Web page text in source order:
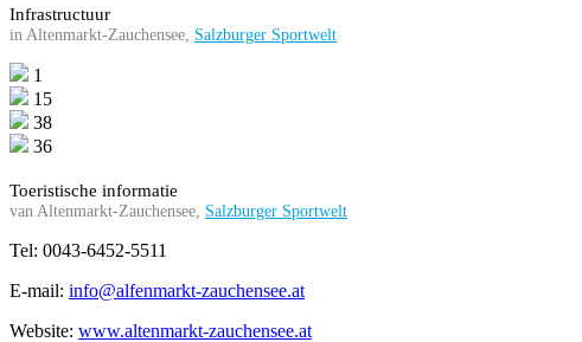
Infrastructuur
in Altenmarkt-Zauchensee, Salzburger Sportwelt
1
15
38
36
Toeristische informatie
van Altenmarkt-Zauchensee, Salzburger Sportwelt
Tel: 0043-6452-5511
E-mail: info@alfenmarkt-zauchensee.at
Website: www.altenmarkt-zauchensee.at